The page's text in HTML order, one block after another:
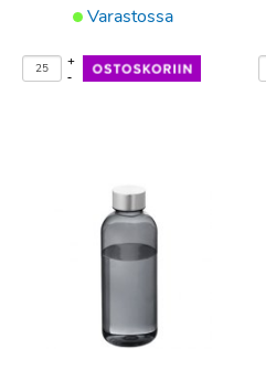
Varastossa
-
+